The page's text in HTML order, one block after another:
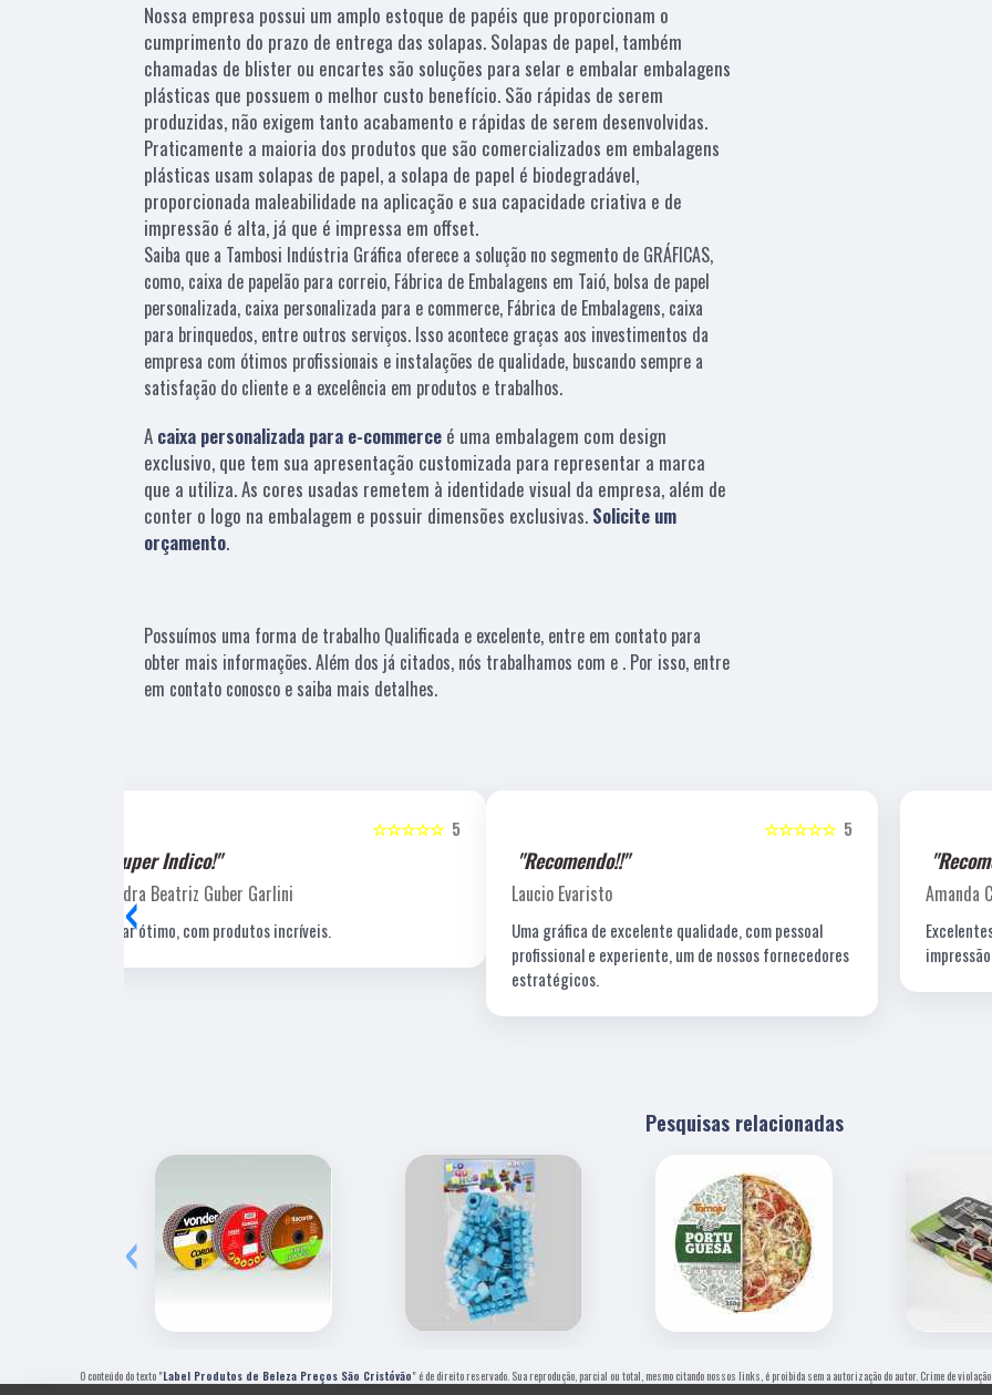
Nossa empresa possui um amplo estoque de papéis que proporcionam o
cumprimento do prazo de entrega das solapas. Solapas de papel, também
chamadas de blister ou encartes são soluções para selar e embalar embalagens
plásticas que possuem o melhor custo benefício. São rápidas de serem
produzidas, não exigem tanto acabamento e rápidas de serem desenvolvidas.
Praticamente a maioria dos produtos que são comercializados em embalagens
plásticas usam solapas de papel, a solapa de papel é biodegradável,
proporcionada maleabilidade na aplicação e sua capacidade criativa e de
impressão é alta, já que é impressa em offset.
Saiba que a Tambosi Indústria Gráfica oferece a solução no segmento de GRÁFICAS,
como, caixa de papelão para correio, Fábrica de Embalagens em Taió, bolsa de papel
personalizada, caixa personalizada para e commerce, Fábrica de Embalagens, caixa
para brinquedos, entre outros serviços. Isso acontece graças aos investimentos da
empresa com ótimos profissionais e instalações de qualidade, buscando sempre a
satisfação do cliente e a excelência em produtos e trabalhos.
A caixa personalizada para e-commerce é uma embalagem com design
exclusivo, que tem sua apresentação customizada para representar a marca
que a utiliza. As cores usadas remetem à identidade visual da empresa, além de
conter o logo na embalagem e possuir dimensões exclusivas. Solicite um
orçamento.
Possuímos uma forma de trabalho Qualificada e excelente, entre em contato para
obter mais informações. Além dos já citados, nós trabalhamos com e . Por isso, entre
em contato conosco e saiba mais detalhes.
☆☆☆☆☆
"Recomendo!!"
Laucio Evaristo
Uma gráfica de excelente qualidade, com pessoal
☆☆☆☆☆
"Recomendo!!"
Amanda C. T. Lewin
Excelentes profissionais de criação, fotografia e a
impressão é impecável!
‹
Pesquisas relacionadas
‹
O conteúdo do texto "Label Produtos de Beleza Preços São Cristóvão" é de direito reservado. Sua reprodução, parcial ou total, mesmo citando nossos links, é proibida sem a autorização do autor. Crime de